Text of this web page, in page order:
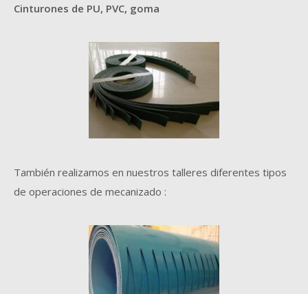
Cinturones de PU, PVC, goma
También realizamos en nuestros talleres diferentes tipos
de operaciones de mecanizado :